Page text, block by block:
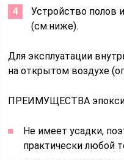
Устройство полов
(см.ниже).
Для эксплуатации
на открытом воздухе
ПРЕИМУЩЕСТВА
Не имеет усадки,
практически любой